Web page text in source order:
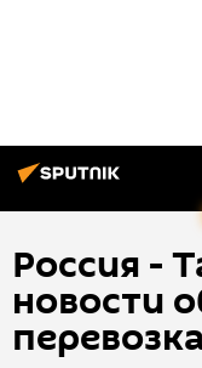
Россия -
новости